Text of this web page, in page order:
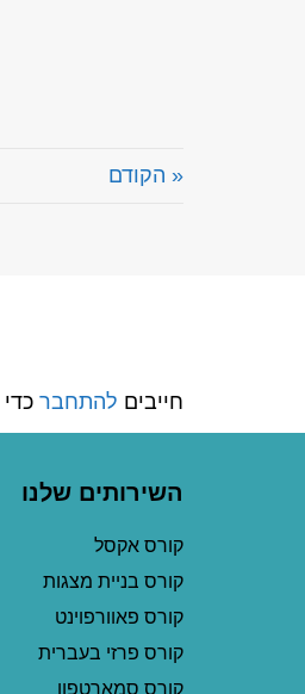
« הקודם
חייבים להתחבר
השירותים שלנו
קורס אקסל
קורס בניית מצגות
קורס פאוורפוינט
קורס פרזי בעברית
קורס סמארטפון